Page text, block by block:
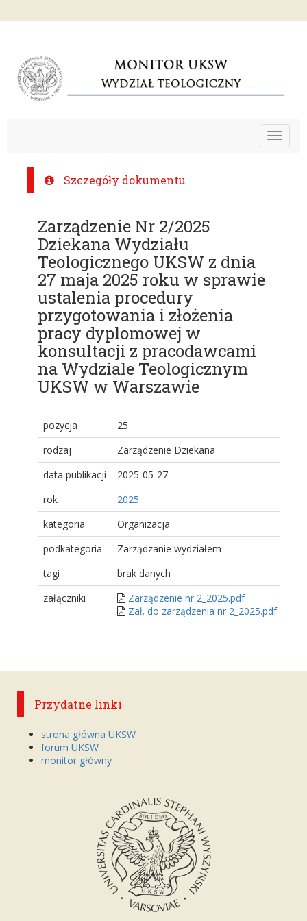
Toggle
Szczegóły dokumentu
Zarządzenie Nr 2/2025
Dziekana Wydziału
Teologicznego UKSW z dnia
27 maja 2025 roku w sprawie
ustalenia procedury
przygotowania i złożenia
pracy dyplomowej w
konsultacji z pracodawcami
na Wydziale Teologicznym
UKSW w Warszawie
pozycja
25
rodzaj
Zarządzenie Dziekana
data publikacji
2025-05-27
rok
2025
kategoria
Organizacja
podkategoria
Zarządzanie wydziałem
tagi
brak danych
załączniki
Zarządzenie nr 2_2025.pdf
Zał. do zarządzenia nr 2_2025.pdf
Przydatne linki
strona główna UKSW
forum UKSW
monitor główny